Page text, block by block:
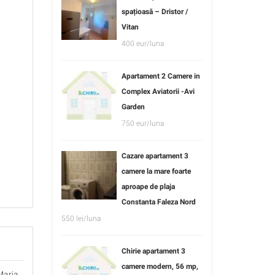
spațioasă – Dristor /
Vitan
400 eur/luna
Apartament 2 Camere in
Complex Aviatorii -Avi
Garden
750 eur/luna
Cazare apartament 3
camere la mare foarte
aproape de plaja
Constanta Faleza Nord
550 lei/luna
Chirie apartament 3
camere modern, 56 mp,